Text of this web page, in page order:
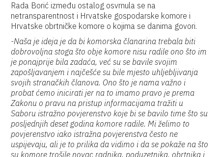
Rada Borić između ostalog osvrnula se na
netransparentnost i Hrvatske gospodarske komore i
Hrvatske obrtničke komore o kojima se danima govori.
-Naša je ideja je da bi komorska članarina trebala biti
dobrovoljna stoga što obje komore nisu radile ono što im
je ponajprije bila zadaća, već su se bavile svojim
zapošljavanjem i najčešće su bile mjesto uhljebljivanja
svojih stranačkih članova. Ono što je nama važno i
probat ćemo inicirati jer na to imamo pravo je prema
Zakonu o pravu na pristup informacijama tražiti u
Saboru istražno povjerenstvo koje bi se bavilo time što su
posljednjih deset godina komore radile. Mi želimo to
povjerenstvo iako istražna povjerenstva često ne
uspijevaju, ali je to prilika da vidimo i da se pokaže na što
su komore trošile novac radnika, poduzetnika, obrtnika i